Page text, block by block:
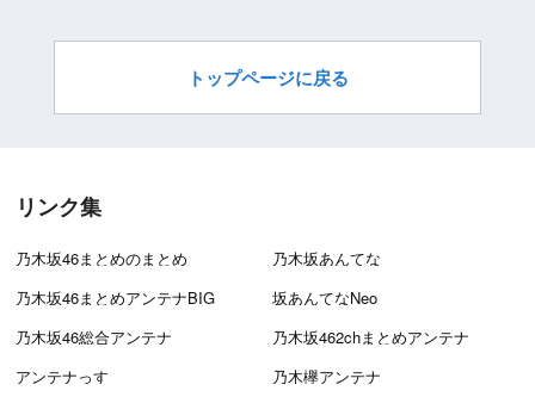
トップページに戻る
リンク集
乃木坂46まとめのまとめ
乃木坂あんてな
乃木坂46まとめアンテナBIG
坂あんてなNeo
乃木坂46総合アンテナ
乃木坂462chまとめアンテナ
アンテナっす
乃木欅アンテナ